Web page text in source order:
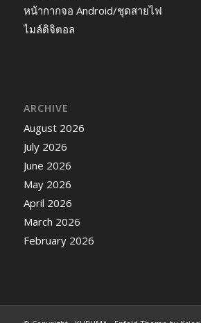
หน้ากากจอ Android/ชุดสายไฟ
ไมล์ดิจิตอล
ARCHIVE
August 2026
July 2026
June 2026
May 2026
April 2026
March 2026
February 2026